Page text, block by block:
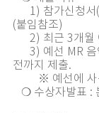
1) 참가신청서(
(붙임참조)
2) 최근 3개월
3) 예선 MR 음
전까지 제출.
※ 예선에 사용
❍ 수상자발표 :